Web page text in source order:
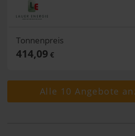
Tonnenpreis
414,09 €
Alle 10 Angebote